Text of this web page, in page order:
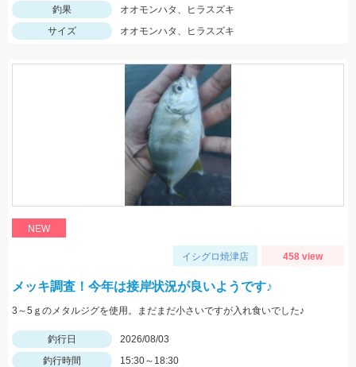
釣果
オオモンハタ、ヒラスズキ
サイズ
オオモンハタ、ヒラスズキ
NEW
イシグロ焼津店 458 view
メッキ調査！今年は接岸状況が良いようです♪
3～5ｇのメタルジグを使用。まだまだ小さいですが入れ食いでした♪
釣行日
2026/08/03
釣行時間
15:30～18:30